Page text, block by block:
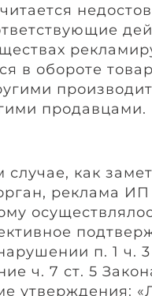
в обороте
продавцами.
как
реклама
п. 1 ч.
ч. 7 ст. 5
утверждения: